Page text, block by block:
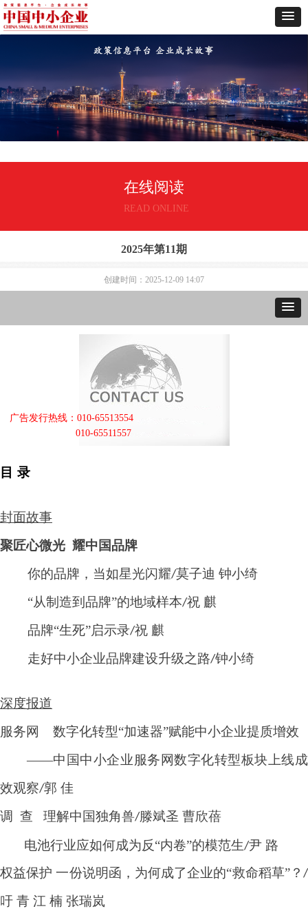
在线阅读
READ ONLINE
广告发行热线：010-65513554
010-65511557
2025年第11期
创建时间： 2025-12-09 14:07
目 录
封面故事
聚匠心微光 耀中国品牌
你的品牌，当如星光闪耀/莫子迪 钟小绮
“从制造到品牌”的地域样本/祝 麒
品牌“生死”启示录/祝 麒
走好中小企业品牌建设升级之路/钟小绮
深度报道
服务网
数字化转型“加速器”赋能中小企业提质增效
——中国中小企业服务网数字化转型板块上线成
效观察/郭 佳
调
查 理解中国独角兽/滕斌圣 曹欣蓓
电池行业应如何成为反“内卷”的模范生/尹 路
权益保护 一份说明函，为何成了企业的“救命稻草”？/
吁 青 江 楠 张瑞岚